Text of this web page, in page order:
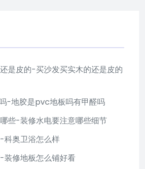
是皮的-买沙发买实木的还是皮的
-地胶是pvc地板吗有甲醛吗
些-装修水电要注意哪些细节
科奥卫浴怎么样
装修地板怎么铺好看